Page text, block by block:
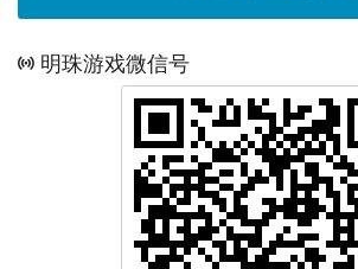
明珠游戏微信号